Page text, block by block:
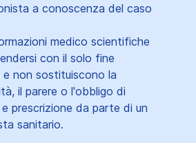
a conoscenza del caso
medico scientifiche
con il solo fine
non sostituiscono la
il parere o l'obbligo di
prescrizione da parte di un
sanitario.